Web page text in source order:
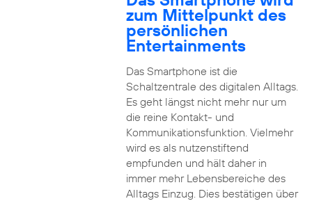
zum Mittelpunkt des
persönlichen
Entertainments
Das Smartphone ist die
Schaltzentrale des digitalen Alltags.
Es geht längst nicht mehr nur um
die reine Kontakt- und
Kommunikationsfunktion. Vielmehr
wird es als nutzenstiftend
empfunden und hält daher in
immer mehr Lebensbereiche des
Alltags Einzug. Dies bestätigen über